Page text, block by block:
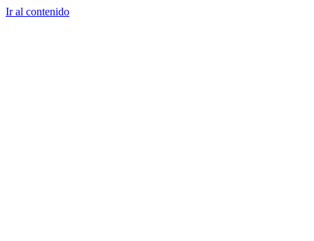
Ir al contenido